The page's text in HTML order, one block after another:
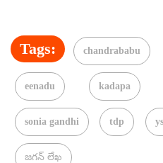
Tags: chandrababu
eenadu kadapa
sonia gandhi tdp
జగన్ లేఖ